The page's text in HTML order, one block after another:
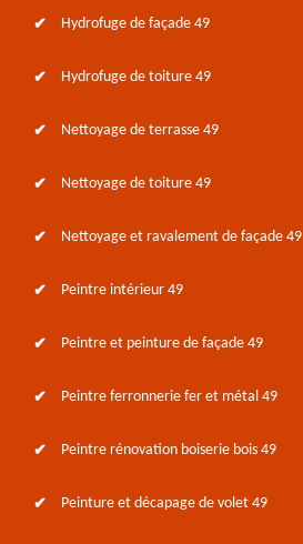
Hydrofuge de façade 49
Hydrofuge de toiture 49
Nettoyage de terrasse 49
Nettoyage de toiture 49
Nettoyage et ravalement de façade 49
Peintre intérieur 49
Peintre et peinture de façade 49
Peintre ferronnerie fer et métal 49
Peintre rénovation boiserie bois 49
Peinture et décapage de volet 49